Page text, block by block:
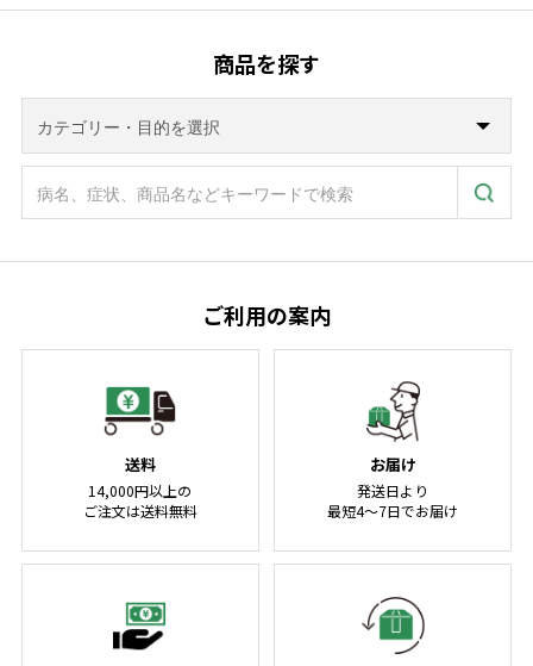
商品を探す
ご利用の案内
送料
14,000円以上の
ご注文は送料無料
お届け
発送日より
最短4～7日でお届け